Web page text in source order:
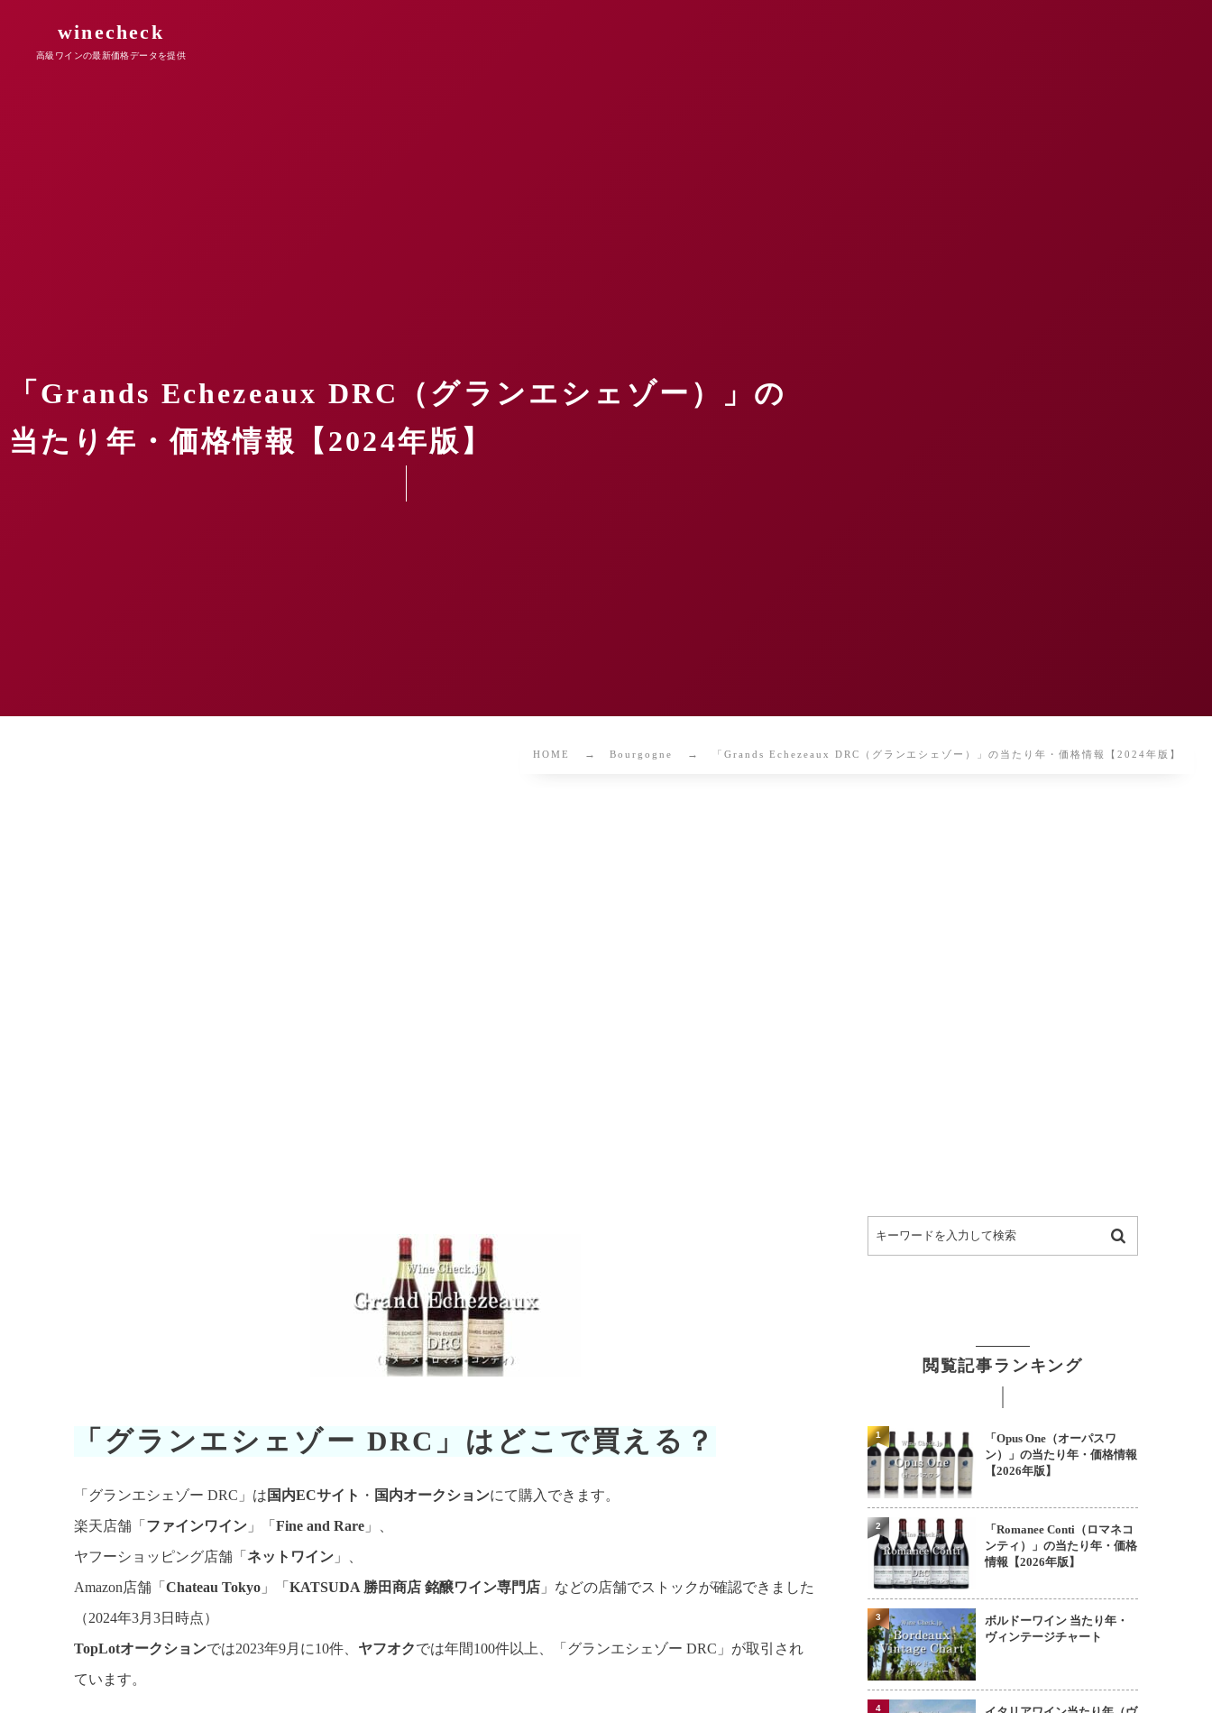
winecheck
高級ワインの最新価格データを提供
「Grands Echezeaux DRC（グランエシェゾー）」の
当たり年・価格情報【2024年版】
HOME Bourgogne 「Grands Echezeaux DRC（グランエシェゾー）」の当たり年・価格情報【2024年版】
「グランエシェゾー DRC」はどこで買える？
「グランエシェゾー DRC」は 国内ECサイト ・ 国内オークションにて購入できます。
楽天店舗「ファインワイン 」「Fine and Rare 」、
ヤフーショッピング店舗「ネットワイン 」、
Amazon店舗「Chateau Tokyo 」「KATSUDA 勝田商店 銘醸ワイン専門店 」などの店舗でストックが確認できました
（2024年3月3日時点）
TopLotオークションでは2023年9月に10件、 ヤフオクでは年間100件以上、「グランエシェゾー DRC」が取引され
ています。
閲覧記事ランキング
「Opus One（オーパスワ
ン）」の当たり年・価格情報
【2026年版】
1
「Romanee Conti（ロマネコ
ンティ）」の当たり年・価格
情報【2026年版】
2
ボルドーワイン 当たり年・
ヴィンテージチャート
3
4